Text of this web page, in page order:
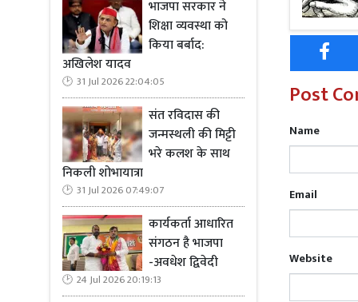
भाजपा सरकार ने
शिक्षा व्यवस्था को
किया बर्बाद:
अखिलेश यादव
31 Jul 2026 22:04:05
संत रविदास की
जन्मस्थली की मिट्टी
भरे कलश के साथ
निकली शोभायात्रा
31 Jul 2026 07:49:07
कार्यकर्ता आधारित
संगठन है भाजपा
-अवधेश द्विवेदी
24 Jul 2026 20:19:13
छोटे-छोटे
गई है।
कर रहे हैं।
की
जाएगी।
Read
इस प्रकार
खतरा बन
जागरूकता के
Post
Name
Email
Website